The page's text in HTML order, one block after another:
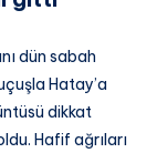
dün sabah
Hatay’a
dikkat
Hafif ağrıları